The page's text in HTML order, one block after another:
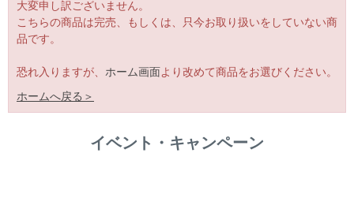
大変申し訳ございません。
こちらの商品は完売、もしくは、只今お取り扱いをしていない商
品です。
恐れ入りますが、 ホーム画面より改めて商品をお選びください。
ホームへ戻る＞
イベント・キャンペーン